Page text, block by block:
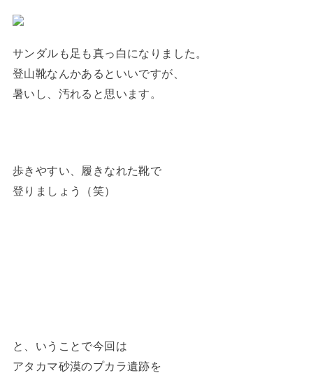
サンダルも足も真っ白になりました。
登山靴なんかあるといいですが、
暑いし、汚れると思います。
歩きやすい、履きなれた靴で
登りましょう（笑）
と、いうことで今回は
アタカマ砂漠のプカラ遺跡を